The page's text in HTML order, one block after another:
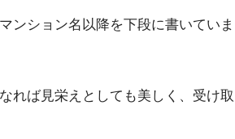
ンション名以降を下段に書いていま
れば見栄えとしても美しく、受け取